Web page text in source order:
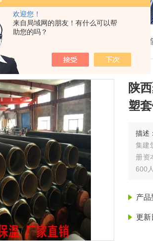
欢迎您！
来自局域网的朋友！有什么可以帮
助您的吗？
页 保温
陕
塑
描述：
集建
册资
600
产品
更新